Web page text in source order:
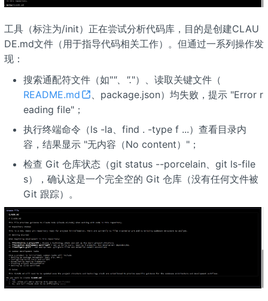
工具（标注为/init）正在尝试分析代码库，目的是创建CLAU
DE.md文件（用于指导代码相关工作）。但通过一系列操作发
现：
搜索通配符文件（如""、"."）、读取关键文件（
README.md
、package.json）均失败，提示 "Error r
eading file"；
执行终端命令（ls -la、find . -type f ...）查看目录内
容，结果显示 "无内容（No content）"；
检查 Git 仓库状态（git status --porcelain、git ls-file
s），确认这是一个完全空的 Git 仓库（没有任何文件被
Git 跟踪）。